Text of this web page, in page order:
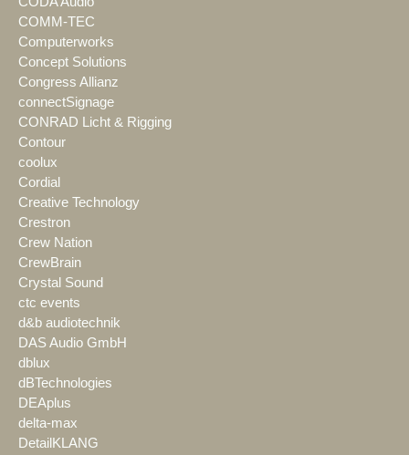
COMM-TEC
Computerworks
Concept Solutions
Congress Allianz
connectSignage
CONRAD Licht & Rigging
Contour
coolux
Cordial
Creative Technology
Crestron
Crew Nation
CrewBrain
Crystal Sound
ctc events
d&b audiotechnik
DAS Audio GmbH
dblux
dBTechnologies
DEAplus
delta-max
DetailKLANG